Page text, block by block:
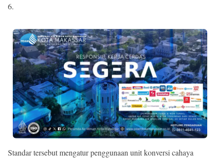
6.
Standar tersebut mengatur penggunaan unit konversi cahaya